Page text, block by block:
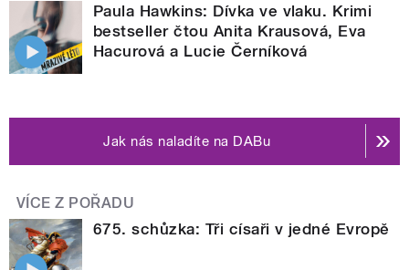
Paula Hawkins: Dívka ve vlaku. Krimi
bestseller čtou Anita Krausová, Eva
Hacurová a Lucie Černíková
Jak nás naladíte na DABu
VÍCE Z POŘADU
675. schůzka: Tři císaři v jedné Evropě